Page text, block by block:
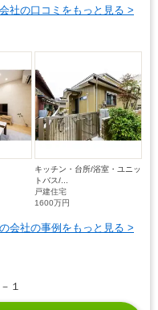
社の口コミをもっと見る >
キッチン・台所/浴室・ユニッ
トバス/...
戸建住宅
1600万円
会社の事例をもっと見る >
１